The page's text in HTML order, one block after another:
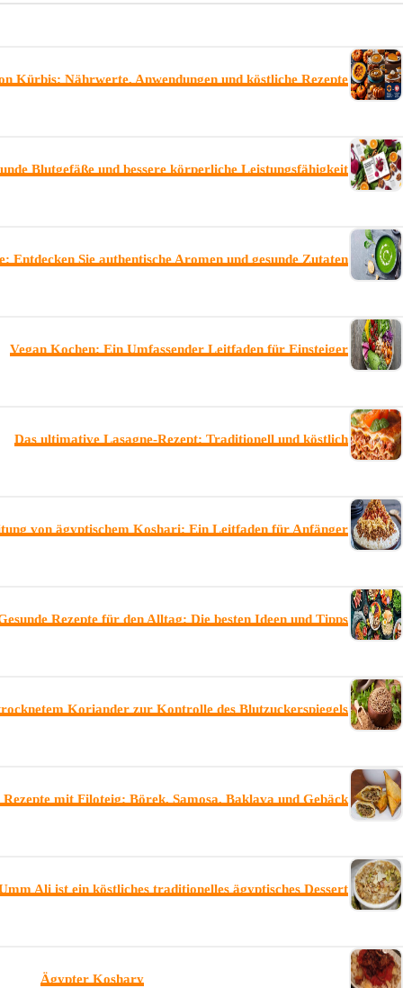
Kürbis: Nährwerte, Anwendungen und köstliche Rezepte
Blutgefäße und bessere körperliche Leistungsfähigkeit
Entdecken Sie authentische Aromen und gesunde Zutaten
Vegan Kochen: Ein Umfassender Leitfaden für Einsteiger
Das ultimative Lasagne-Rezept: Traditionell und köstlich
von ägyptischem Koshari: Ein Leitfaden für Anfänger
Rezepte für den Alltag: Die besten Ideen und Tipps
Koriander zur Kontrolle des Blutzuckerspiegels
Rezepte mit Filoteig: Börek, Samosa, Baklava und Gebäck
Ali ist ein köstliches traditionelles ägyptisches Dessert,
Ägypter Koshary